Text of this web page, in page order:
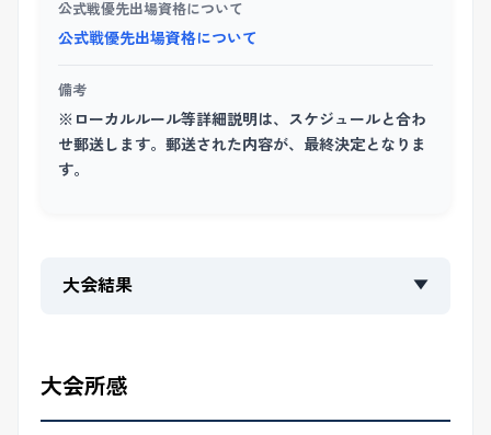
公式戦優先出場資格について
公式戦優先出場資格について
備考
※ローカルルール等詳細説明は、スケジュールと合わ
せ郵送します。郵送された内容が、最終決定となりま
す。
大会結果 ▼
大会所感